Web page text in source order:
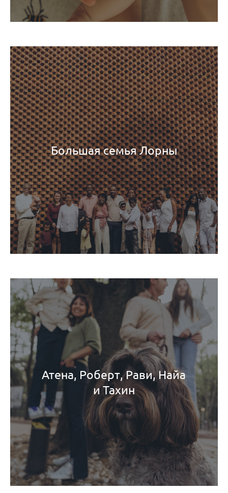
Большая семья Лорны
Атена, Роберт, Рави, Найа
и Тахин